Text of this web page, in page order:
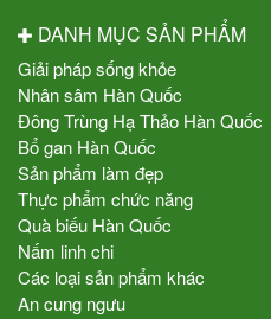
DANH MỤC SẢN PHẨM
Giải pháp sống khỏe
Nhân sâm Hàn Quốc
Đông Trùng Hạ Thảo Hàn Quốc
Bổ gan Hàn Quốc
Sản phẩm làm đẹp
Thực phẩm chức năng
Quà biếu Hàn Quốc
Nấm linh chi
Các loại sản phẩm khác
An cung ngưu